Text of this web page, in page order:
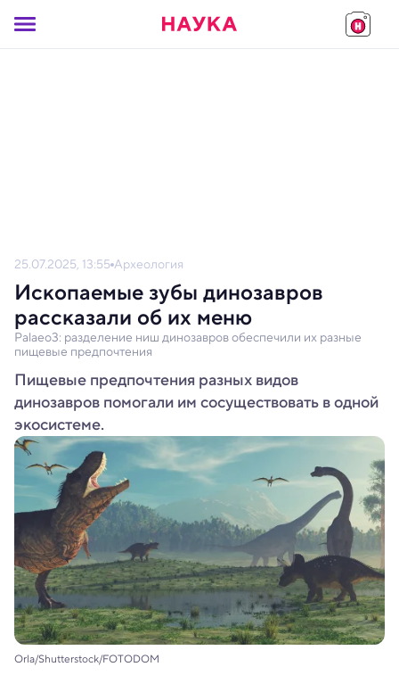
25.07.2025, 13:55 Археология
Ископаемые зубы динозавров
рассказали об их меню
Palaeo3: разделение ниш динозавров обеспечили их разные
пищевые предпочтения
Пищевые предпочтения разных видов
динозавров помогали им сосуществовать в одной
экосистеме.
Orla/Shutterstock/FOTODOM